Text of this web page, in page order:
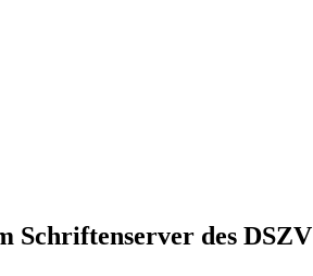
Schriftenserver des DSZV